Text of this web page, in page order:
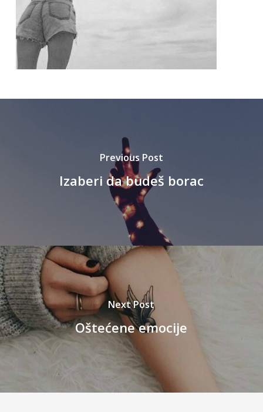
Previous Post
Izaberi da budeš borac
Next Post
Oštećene emocije